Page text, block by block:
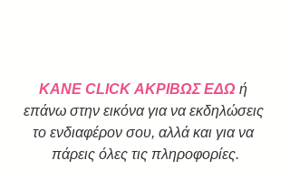
ΚΑΝΕ CLICK ΑΚΡΙΒΩΣ ΕΔΩ ή
επάνω στην εικόνα για να εκδηλώσεις
το ενδιαφέρον σου, αλλά και για να
πάρεις όλες τις πληροφορίες.